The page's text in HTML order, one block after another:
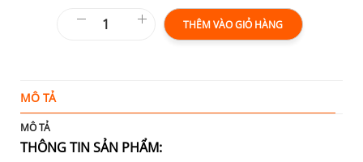
THÊM VÀO GIỎ HÀNG
MÔ TẢ
MÔ TẢ
THÔNG TIN SẢN PHẨM: